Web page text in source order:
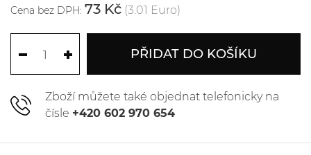
Cena bez DPH: 73 Kč (3.01 Euro)
PŘIDAT DO KOŠÍKU
Zboží můžete také objednat telefonicky na
čísle +420 602 970 654